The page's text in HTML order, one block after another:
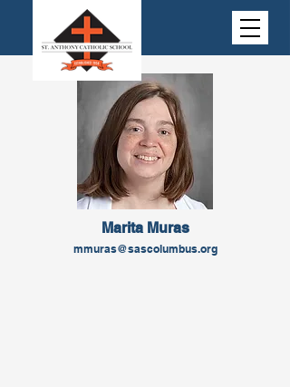
Marita Muras
mmuras@sascolumbus.org